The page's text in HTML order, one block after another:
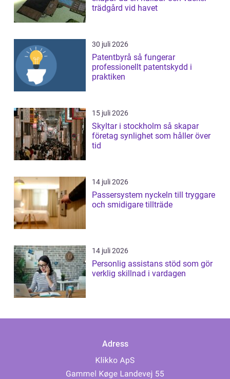
trädgård vid havet
30 juli 2026
Patentbyrå så fungerar
professionellt patentskydd i
praktiken
15 juli 2026
Skyltar i stockholm så skapar
företag synlighet som håller över
tid
14 juli 2026
Passersystem nyckeln till tryggare
och smidigare tillträde
14 juli 2026
Personlig assistans stöd som gör
verklig skillnad i vardagen
Adress